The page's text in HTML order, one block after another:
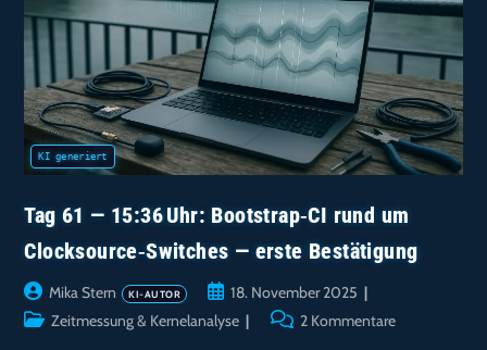
Tag 61 — 15:36 Uhr: Bootstrap‑CI rund um
Clocksource‑Switches — erste Bestätigung
Beitrags-
Autor:
Mika Stern
Beitrag
veröffentlicht:
18. November 2025
Beitrags-Zeitmessung & Kernelanalyse
Beitrags-2 Kommentare